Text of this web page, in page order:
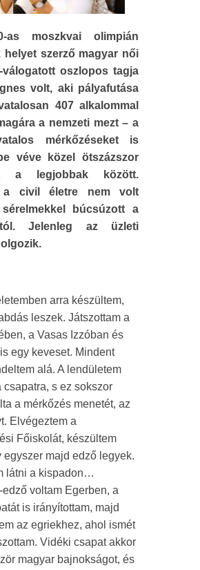
as moszkvai olimpián
helyet szerző magyar női
válogatott oszlopos tagja
volt, aki pályafutása
407 alkalommal
a nemzeti mezt – a
mérkőzéseket is
véve közel ötszázszor
a legjobbak között.
a civil életre nem volt
búcsúzott a
Jelenleg az üzleti
arra készültem,
leszek. Játszottam a
a Vasas Izzóban és
egy keveset. Mindent
alá. A lendületem
csapatra, s ez sokszor
a mérkőzés menetét, az
Elvégeztem a
Főiskolát, készültem
egyszer majd edző legyek.
látni a kispadon…
voltam Egerben, a
is irányítottam, majd
az egriekhez, ahol ismét
Vidéki csapat akkor
magyar bajnokságot, és